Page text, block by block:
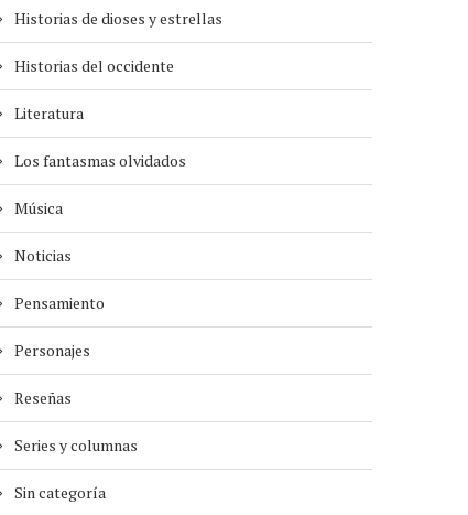
Historias de dioses y estrellas
Historias del occidente
Literatura
Los fantasmas olvidados
Música
Noticias
Pensamiento
Personajes
Reseñas
Series y columnas
Sin categoría